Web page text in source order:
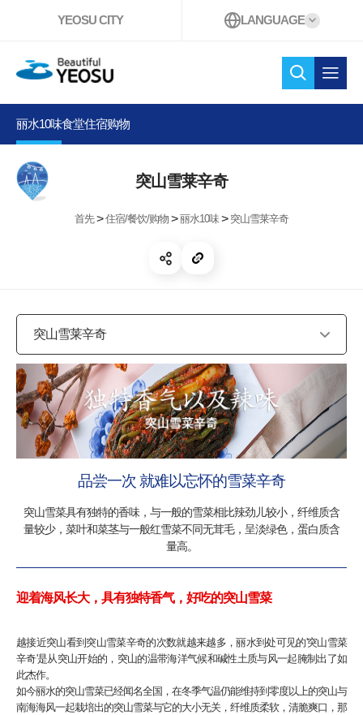
YEOSU CITY LANGUAGE
Beautiful YEOSU
检索 。打开
丽水10味食堂住宿购物
突山雪莱辛奇
首先>住宿/餐饮/购物 >丽水10味> 突山雪莱辛奇
开放共享
突山雪莱辛奇
品尝一次 就难以忘怀的雪菜辛奇
突山雪菜具有独特的香味，与一般的雪菜相比辣劲儿较小，纤维质含
量较少，菜叶和菜茎与一般红雪菜不同无茸毛，呈淡绿色，蛋白质含
量高。
迎着海风长大，具有独特香气，好吃的突山雪菜
越接近突山看到突山雪菜辛奇的次数就越来越多，丽水到处可见的'突山雪菜
辛奇'是从突山开始的，突山的温带海洋气候和碱性土质与风一起腌制出了如
此杰作。
如今丽水的突山雪菜已经闻名全国，在冬季气温仍能维持到零度以上的突山与
南海海风一起栽培出的突山雪菜与它的大小无关，纤维质柔软，清脆爽口，那